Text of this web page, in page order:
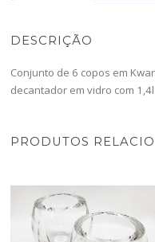
DESCRIÇÃO
Conjunto de 6 copos em
decantador em vidro com
PRODUTOS